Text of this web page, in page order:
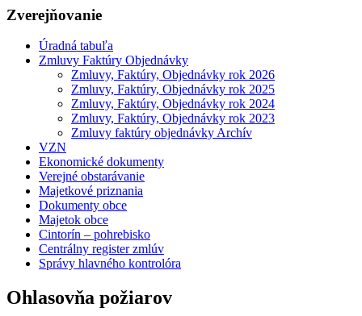
Zverejňovanie
Úradná tabuľa
Zmluvy Faktúry Objednávky
Zmluvy, Faktúry, Objednávky rok 2026
Zmluvy, Faktúry, Objednávky rok 2025
Zmluvy, Faktúry, Objednávky rok 2024
Zmluvy, Faktúry, Objednávky rok 2023
Zmluvy faktúry objednávky Archív
VZN
Ekonomické dokumenty
Verejné obstarávanie
Majetkové priznania
Dokumenty obce
Majetok obce
Cintorín – pohrebisko
Centrálny register zmlúv
Správy hlavného kontrolóra
Ohlasovňa požiarov